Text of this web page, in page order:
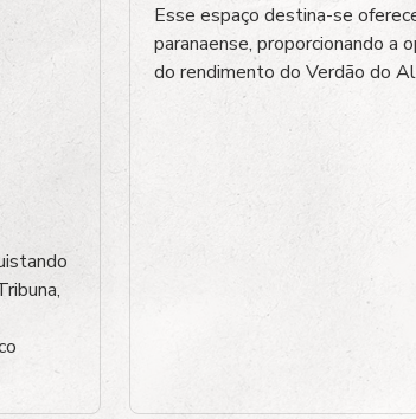
Esse espaço destina-se
paranaense, proporcionando a
do rendimento do Verdão do